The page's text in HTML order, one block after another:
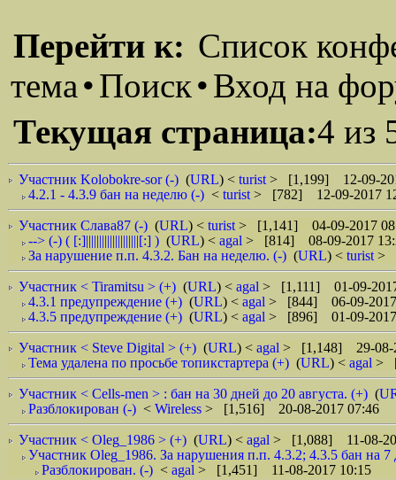
Перейти к: Список
тема•Поиск•Вход на
Текущая страница:4 из
Участник Kolobokre-sor (-) (URL) < turist > [1,199] 12-09-
4.2.1 - 4.3.9 бан на неделю (-) < turist > [782] 12-09-2017
Участник Слава87 (-) (URL) < turist > [1,141] 04-09-2017
--> (-) ( [:]||||||||||||||||||||[:] ) (URL) < agal > [814] 08-09-2017
За нарушение п.п. 4.3.2. Бан на неделю. (-) (URL) < turist >
Участник < Tiramitsu > (+) (URL) < agal > [1,111] 01-09-
4.3.1 предупреждение (+) (URL) < agal > [844] 06-09-2017
4.3.5 предупреждение (+) (URL) < agal > [896] 01-09-2017
Участник < Steve Digital > (+) (URL) < agal > [1,148] 29-08-
Тема удалена по просьбе топикстартера (+) (URL) < agal >
Участник < Cells-men > : бан на 30 дней до 20 августа. (+) (
Разблокирован (-) < Wireless > [1,516] 20-08-2017 07:46
Участник < Oleg_1986 > (+) (URL) < agal > [1,088] 11-08-
Участник Oleg_1986. За нарушения п.п. 4.3.2; 4.3.5 бан на 7
Разблокирован. (-) < agal > [1,451] 11-08-2017 10:15